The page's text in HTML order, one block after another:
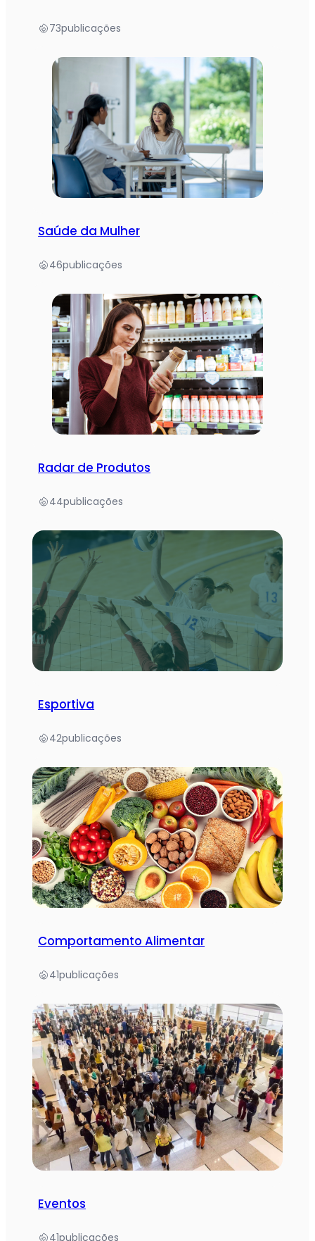
73publicações
Saúde da Mulher
46publicações
Radar de Produtos
44publicações
Esportiva
42publicações
Comportamento Alimentar
41publicações
Eventos
41publicações